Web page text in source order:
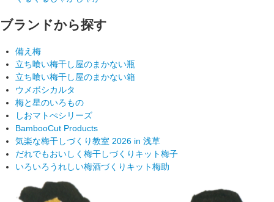
ブランドから探す
備え梅
立ち喰い梅干し屋のまかない瓶
立ち喰い梅干し屋のまかない箱
ウメボシカルタ
梅と星のいろもの
しおマトぺシリーズ
BambooCut Products
気楽な梅干しづくり教室 2026 in 浅草
だれでもおいしく梅干しづくりキット梅子
いろいろうれしい梅酒づくりキット梅助